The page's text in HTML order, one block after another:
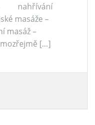
nahřívání
masáže –
masáž –
[…]